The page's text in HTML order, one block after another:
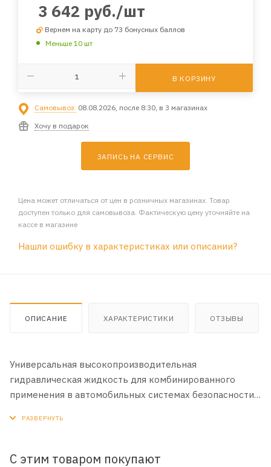
3 642 руб./шт
Вернем на карту до 73 бонусных баллов
Меньше 10 шт
В КОРЗИНУ
Самовывоз: 08.08.2026, после 8:30, в 3 магазинах
Хочу в подарок
ЗАПИСЬ НА СЕРВИС
Цена может отличаться от цен в розничных магазинах. Товар
доступен только для самовывоза. Фактическую цену уточняйте на
кассе в магазине
Нашли ошибку в характеристиках или описании?
ОПИСАНИЕ ХАРАКТЕРИСТИКИ ОТЗЫВЫ
Универсальная высокопроизводительная
гидравлическая жидкость для комбинированного
применения в автомобильных системах безопасности
других марок.
С этим товаром покупают